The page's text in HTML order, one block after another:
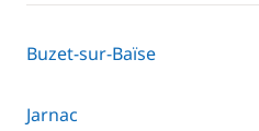
Buzet-sur-Baïse
Jarnac